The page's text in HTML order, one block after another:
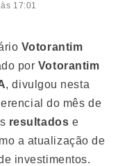
17:01
Votorantim
por Votorantim
, divulgou nesta
do mês de
resultados e
a atualização de
investimentos.